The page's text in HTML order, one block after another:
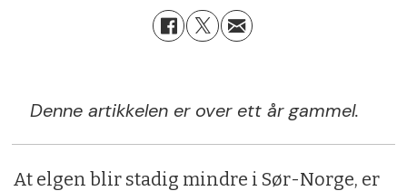
Denne artikkelen er over ett år gammel.
At elgen blir stadig mindre i Sør-Norge, er